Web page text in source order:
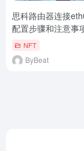
思科路由器连接
配置步骤和注意事
NFT
ByBeat